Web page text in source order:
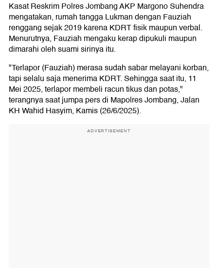
Kasat Reskrim Polres Jombang AKP Margono Suhendra
mengatakan, rumah tangga Lukman dengan Fauziah
renggang sejak 2019 karena KDRT fisik maupun verbal.
Menurutnya, Fauziah mengaku kerap dipukuli maupun
dimarahi oleh suami sirinya itu.
"Terlapor (Fauziah) merasa sudah sabar melayani korban,
tapi selalu saja menerima KDRT. Sehingga saat itu, 11
Mei 2025, terlapor membeli racun tikus dan potas,"
terangnya saat jumpa pers di Mapolres Jombang, Jalan
KH Wahid Hasyim, Kamis (26/6/2025).
ADVERTISEMENT